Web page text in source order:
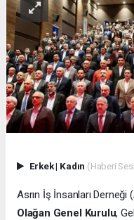
Erkek| Kadın (Haberi
Asrın İş İnsanları Derneği (
Olağan Genel Kurulu,